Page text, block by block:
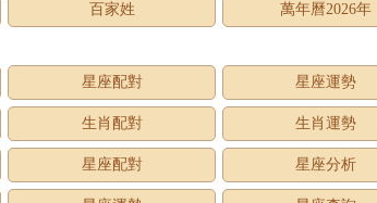
百家姓 萬年曆2026年
星座配對 星座運勢
生肖配對 生肖運勢
星座配對 星座分析